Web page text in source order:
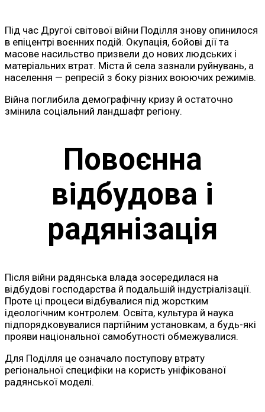
Під час Другої світової війни Поділля знову опинилося
в епіцентрі воєнних подій. Окупація, бойові дії та
масове насильство призвели до нових людських і
матеріальних втрат. Міста й села зазнали руйнувань, а
населення — репресій з боку різних воюючих режимів.
Війна поглибила демографічну кризу й остаточно
змінила соціальний ландшафт регіону.
Повоєнна
відбудова і
радянізація
Після війни радянська влада зосередилася на
відбудові господарства й подальшій індустріалізації.
Проте ці процеси відбувалися під жорстким
ідеологічним контролем. Освіта, культура й наука
підпорядковувалися партійним установкам, а будь-які
прояви національної самобутності обмежувалися.
Для Поділля це означало поступову втрату
регіональної специфіки на користь уніфікованої
радянської моделі.